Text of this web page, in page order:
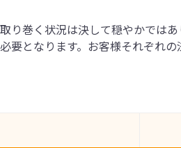
り巻く状況は決して穏やかでは
要となります。お客様それぞれ